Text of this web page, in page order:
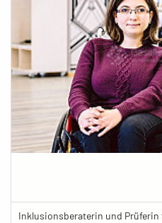
Inklusionsberaterin und Prüferin